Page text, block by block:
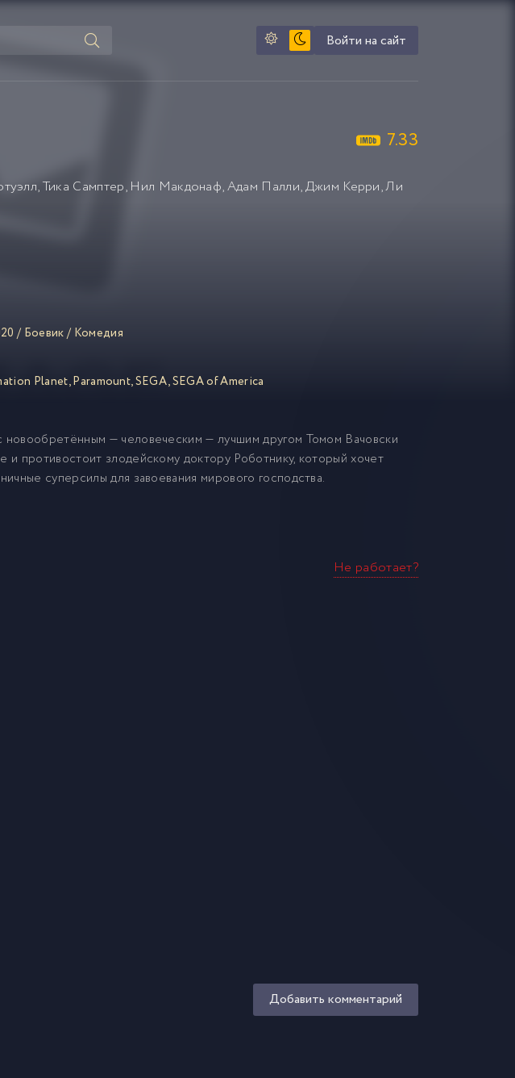
Войти на сайт
7.33
,Тика Самптер, Нил Макдонаф,Адам Палли,Джим Керри,Ли
/ Боевик/ Комедия
Planet,Paramount,SEGA,SEGA of America
— человеческим — лучшим другом Томом Вачовски
и противостоит злодейскому доктору Роботнику, который хочет
суперсилы для завоевания мирового господства.
Не работает?
Добавить комментарий